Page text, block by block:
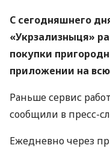
С сегодняшнего
«Укрзализныця»
покупки
приложении на
Раньше сервис
сообщили в пресс-
Ежедневно через